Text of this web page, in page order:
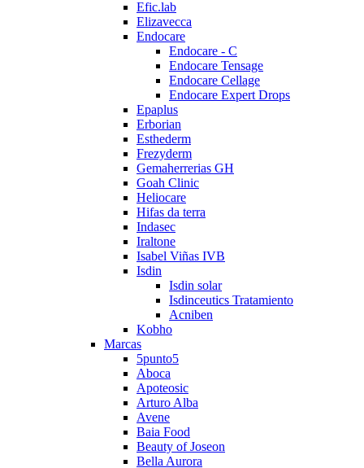
Efic.lab
Elizavecca
Endocare
Endocare - C
Endocare Tensage
Endocare Cellage
Endocare Expert Drops
Epaplus
Erborian
Esthederm
Frezyderm
Gemaherrerias GH
Goah Clinic
Heliocare
Hifas da terra
Indasec
Iraltone
Isabel Viñas IVB
Isdin
Isdin solar
Isdinceutics Tratamiento
Acniben
Kobho
Marcas
5punto5
Aboca
Apoteosic
Arturo Alba
Avene
Baia Food
Beauty of Joseon
Bella Aurora